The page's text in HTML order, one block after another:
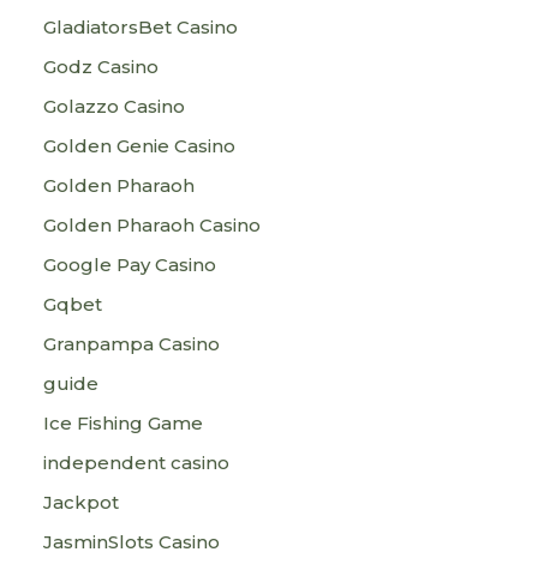
GladiatorsBet Casino
Godz Casino
Golazzo Casino
Golden Genie Casino
Golden Pharaoh
Golden Pharaoh Casino
Google Pay Casino
Gqbet
Granpampa Casino
guide
Ice Fishing Game
independent casino
Jackpot
JasminSlots Casino